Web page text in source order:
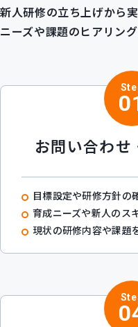
新人研修の立ち上げから
ニーズや課題のヒアリン
お問い合わせ
目標設定や研修方針の
育成ニーズや新人のス
現状の研修内容や課題